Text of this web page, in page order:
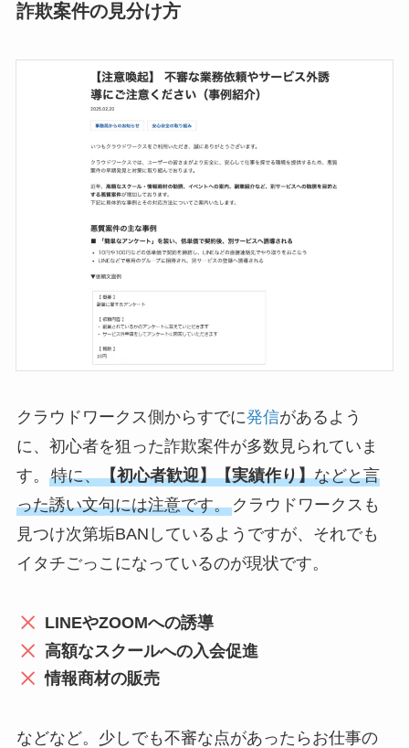
詐欺案件の見分け方
クラウドワークス側からすでに発信があるよう
に、初心者を狙った詐欺案件が多数見られていま
す。 特に、【初心者歓迎】【実績作り】などと言
った誘い文句には注意です。クラウドワークスも
見つけ次第垢BANしているようですが、それでも
イタチごっこになっているのが現状です。
LINEやZOOMへの誘導
高額なスクールへの入会促進
情報商材の販売
などなど。少しでも不審な点があったらお仕事の